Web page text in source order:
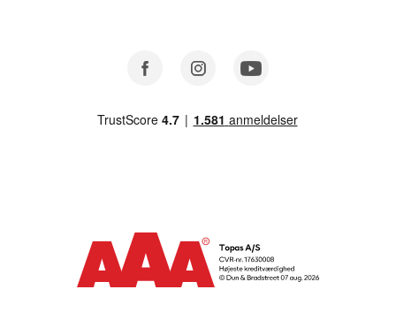
Facebook Instagram